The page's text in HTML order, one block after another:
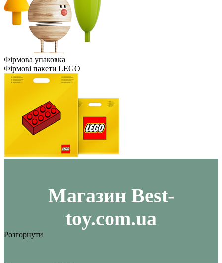
Фірмова упаковка
Фірмові пакети LEGO
Maгазин Best-
toy.com.ua
Розгорнути